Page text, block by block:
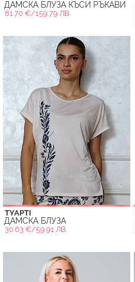
ДАМСКА БЛУЗА КЪСИ РЪКАВИ
81.70 €/159.79 ЛВ.
TYAPTI
ДАМСКА БЛУЗА
30.63 €/59.91 ЛВ.